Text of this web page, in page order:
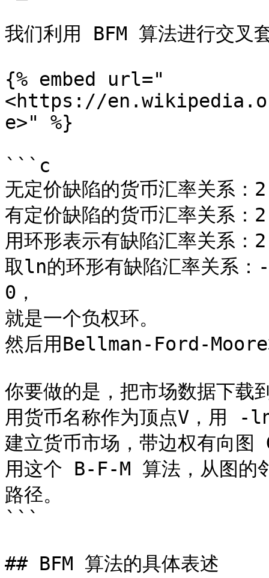
我们利用 BFM 算法进行交叉
{% embed url="
<https://
e>" %}
```c
无定价缺陷的货币汇率关系
有定价缺陷的货币汇率关
用环形表示有缺陷汇率关
取ln的环形有缺陷汇率
0，
就是一个负权环。
然后用Bellman-Ford-Moore
你要做的是，把市场数据下载
用货币名称作为顶点V，用 -
建立货币市场，带边权有向
用这个 B-F-M 算法，从图的
路径。
```
## BFM 算法的具体表述